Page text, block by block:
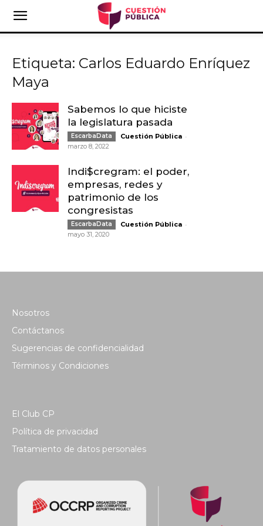
Etiqueta: Carlos Eduardo Enríquez
Maya
Sabemos lo que hiciste
la legislatura pasada
EscarbaData Cuestión Pública -
marzo 8, 2022
Indi$cregram: el poder,
empresas, redes y
patrimonio de los
congresistas
EscarbaData Cuestión Pública -
mayo 31, 2020
Nosotros
Contáctanos
Sugerencias de confidencialidad
Términos y Condiciones
El Club CP
Política de privacidad
Tratamiento de datos personales